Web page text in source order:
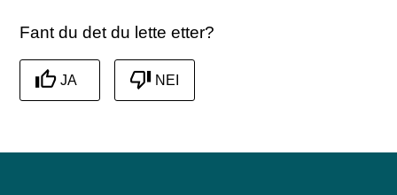
Fant du det du lette etter?
JA NEI